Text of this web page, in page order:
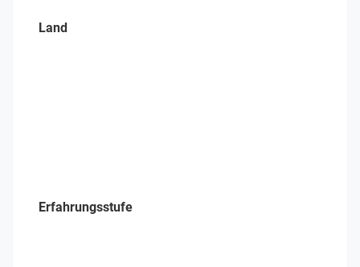
Land
Erfahrungsstufe